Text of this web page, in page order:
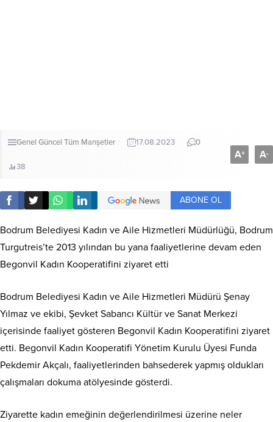
Genel Güncel Tüm Manşetler 17.08.2023 0
38
A+ A-
ABONE OL
Bodrum Belediyesi Kadın ve Aile Hizmetleri Müdürlüğü, Bodrum
Turgutreis’te 2013 yılından bu yana faaliyetlerine devam eden
Begonvil Kadın Kooperatifini ziyaret etti
Bodrum Belediyesi Kadın ve Aile Hizmetleri Müdürü Şenay
Yılmaz ve ekibi, Şevket Sabancı Kültür ve Sanat Merkezi
içerisinde faaliyet gösteren Begonvil Kadın Kooperatifini ziyaret
etti. Begonvil Kadın Kooperatifi Yönetim Kurulu Üyesi Funda
Pekdemir Akçalı, faaliyetlerinden bahsederek yapmış oldukları
çalışmaları dokuma atölyesinde gösterdi.
Ziyarette kadın emeğinin değerlendirilmesi üzerine neler